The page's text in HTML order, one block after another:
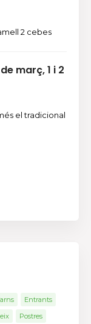
2 cebes
març, 1 i 2
el tradicional
Entrants
Postres